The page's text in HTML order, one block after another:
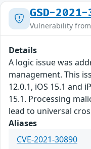
GSD-2021-
Vulnerability from
Details
A logic issue was
management. This
12.0.1, iOS 15.1 and
15.1. Processing
lead to universal
Aliases
CVE-2021-30890